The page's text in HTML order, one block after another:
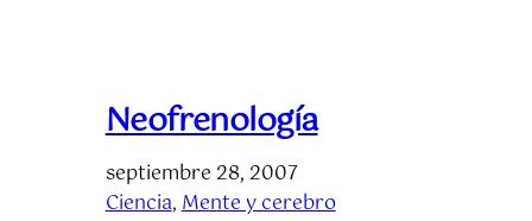
Neofrenología
septiembre 28, 2007
Ciencia, Mente y cerebro